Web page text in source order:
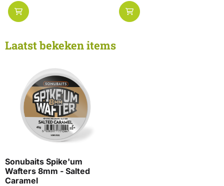
Laatst bekeken items
Sonubaits Spike'um
Wafters 8mm - Salted
Caramel